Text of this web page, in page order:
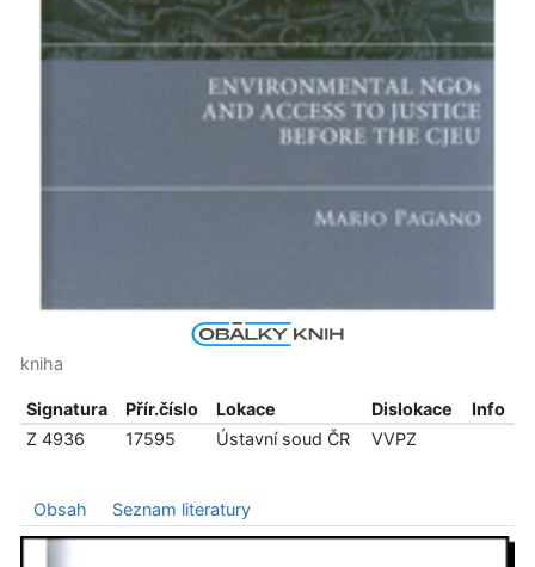
kniha
Signatura Přír.číslo Lokace Dislokace
Info
Z 4936
17595 Ústavní soud ČR VVPZ
Obsah Seznam literatury